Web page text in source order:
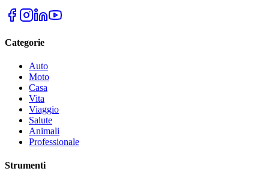
Categorie
Auto
Moto
Casa
Vita
Viaggio
Salute
Animali
Professionale
Strumenti